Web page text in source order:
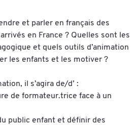
et parler en français des
en France ? Quelles sont les
et quels outils d’animation
les enfants et les motiver ?
il s’agira de/d’ :
de formateur.trice face à un
public enfant et définir des